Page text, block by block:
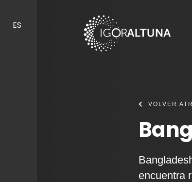
ES
VOLVER
encuentra